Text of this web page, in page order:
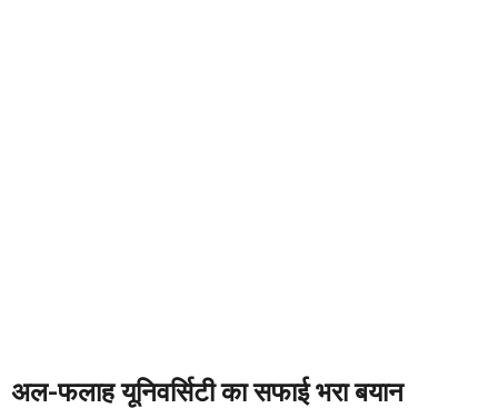
अल-फलाह यूनिवर्सिटी का सफाई भरा बयान